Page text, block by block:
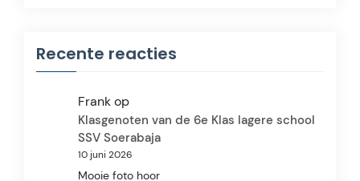
Recente reacties
Frankop
Klasgenoten van de 6e Klas lagere school
SSV Soerabaja
10 juni 2026
Mooie foto hoor